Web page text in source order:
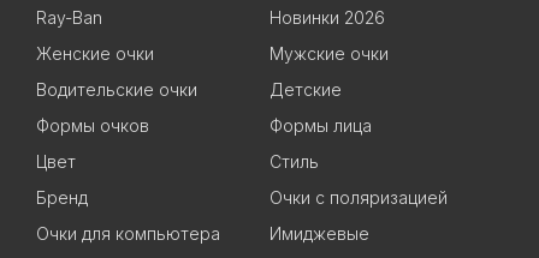
Ray-Ban
Новинки 2026
Женские очки
Мужские очки
Водительские очки
Детские
Формы очков
Формы лица
Цвет
Стиль
Бренд
Очки с поляризацией
Очки для компьютера
Имиджевые